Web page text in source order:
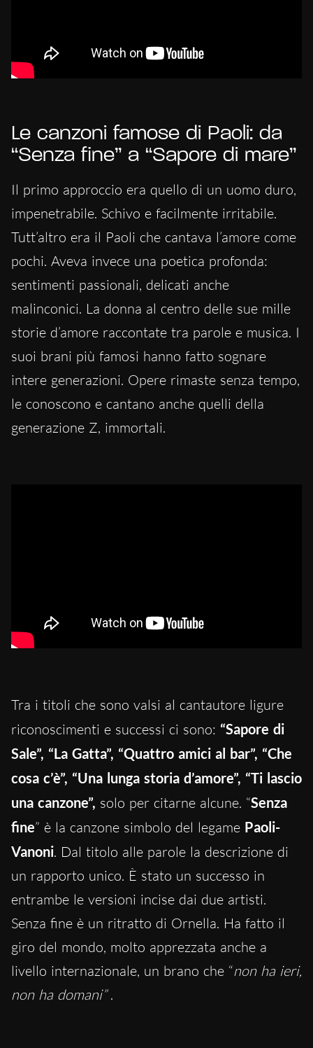
Le canzoni famose di Paoli: da
“Senza fine” a “Sapore di mare”
Il primo approccio era quello di un uomo duro,
impenetrabile. Schivo e facilmente irritabile.
Tutt’altro era il Paoli che cantava l’amore come
pochi. Aveva invece una poetica profonda:
sentimenti passionali, delicati anche
malinconici. La donna al centro delle sue mille
storie d’amore raccontate tra parole e musica. I
suoi brani più famosi hanno fatto sognare
intere generazioni. Opere rimaste senza tempo,
le conoscono e cantano anche quelli della
generazione Z, immortali.
Tra i titoli che sono valsi al cantautore ligure
riconoscimenti e successi ci sono: “Sapore di
Sale”, “La Gatta”, “Quattro amici al bar”, “Che
cosa c’è”, “Una lunga storia d’amore”, “Ti lascio
una canzone”, solo per citarne alcune. “Senza
fine” è la canzone simbolo del legame Paoli-
Vanoni. Dal titolo alle parole la descrizione di
un rapporto unico. È stato un successo in
entrambe le versioni incise dai due artisti.
Senza fine è un ritratto di Ornella. Ha fatto il
giro del mondo, molto apprezzata anche a
livello internazionale, un brano che “non ha ieri,
non ha domani” .